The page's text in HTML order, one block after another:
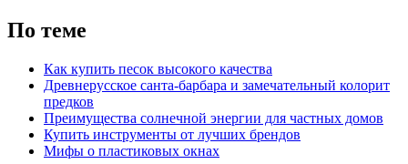
По теме
Как купить песок высокого качества
Древнерусское санта-барбара и замечательный колорит
предков
Преимущества солнечной энергии для частных домов
Купить инструменты от лучших брендов
Мифы о пластиковых окнах